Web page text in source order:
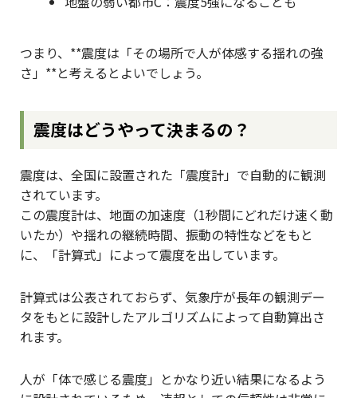
つまり、**震度は「その場所で人が体感する揺れの強
さ」**と考えるとよいでしょう。
震度はどうやって決まるの？
震度は、全国に設置された「震度計」で自動的に観測
されています。
この震度計は、地面の加速度（1秒間にどれだけ速く動
いたか）や揺れの継続時間、振動の特性などをもと
に、「計算式」によって震度を出しています。
計算式は公表されておらず、気象庁が長年の観測デー
タをもとに設計したアルゴリズムによって自動算出さ
れます。
人が「体で感じる震度」とかなり近い結果になるよう